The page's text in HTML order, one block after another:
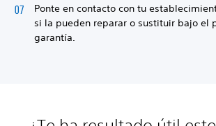
Ponte en contacto con tu
si la pueden reparar o sustituir bajo el
garantía.